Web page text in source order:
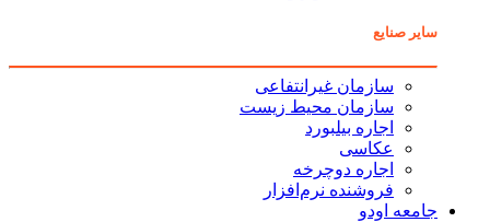
سایر صنایع
سازمان غیرانتفاعی
سازمان محیط زیست
اجاره بیلبورد
عکاسی
اجاره دوچرخه
فروشنده نرم‌افزار
جامعه اودو